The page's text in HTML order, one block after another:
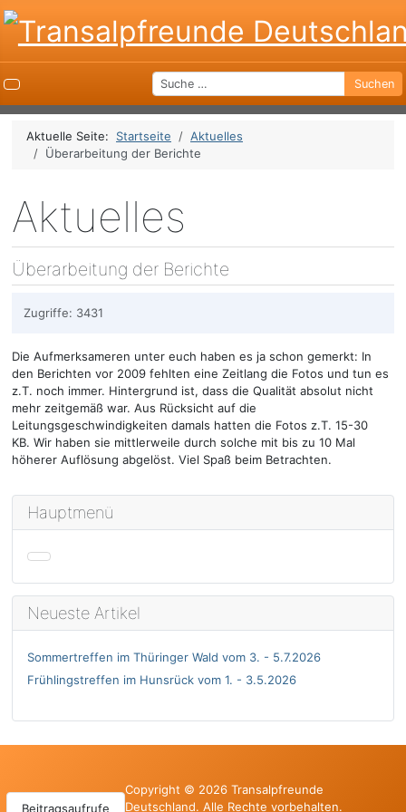
Suchen Suchen
Aktuelle Seite: Startseite
Aktuelles
Überarbeitung der Berichte
Hauptmenü
Neueste Artikel
Sommertreffen im Thüringer Wald vom 3. - 5.7.2026
Frühlingstreffen im Hunsrück vom 1. - 3.5.2026
Aktuelles
Überarbeitung der Berichte
Zugriffe: 3431
Die Aufmerksameren unter euch haben es ja schon gemerkt: In
den Berichten vor 2009 fehlten eine Zeitlang die Fotos und tun es
z.T. noch immer. Hintergrund ist, dass die Qualität absolut nicht
mehr zeitgemäß war. Aus Rücksicht auf die
Leitungsgeschwindigkeiten damals hatten die Fotos z.T. 15-30
KB. Wir haben sie mittlerweile durch solche mit bis zu 10 Mal
höherer Auflösung abgelöst. Viel Spaß beim Betrachten.
Beitragsaufrufe
Copyright © 2026 Transalpfreunde
Deutschland. Alle Rechte vorbehalten.